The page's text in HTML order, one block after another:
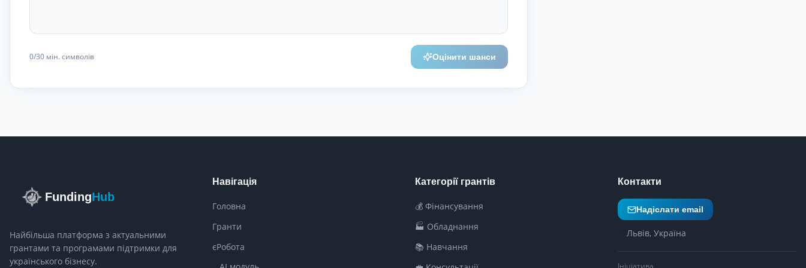
0/30 мін. символів Оцінити шанси
FundingHub
Найбільша платформа з актуальними
грантами та програмами підтримки для
українського бізнесу.
Навігація
Головна
Гранти
єРобота
Категорії грантів
💰 Фінансування
🏭 Обладнання
📚 Навчання
Контакти
Надіслати email
Львів, Україна
Ініціатива